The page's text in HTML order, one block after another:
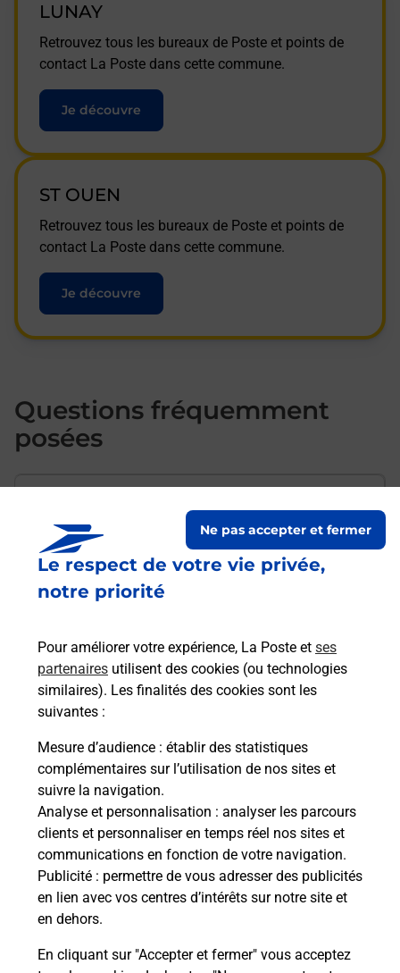
Le respect de votre vie privée,
notre priorité
Pour améliorer votre expérience, La Poste et ses
partenaires utilisent des cookies (ou technologies
similaires). Les finalités des cookies sont les
suivantes :
Mesure d’audience : établir des statistiques
complémentaires sur l’utilisation de nos sites et
suivre la navigation.
Analyse et personnalisation : analyser les parcours
clients et personnaliser en temps réel nos sites et
communications en fonction de votre navigation.
Publicité : permettre de vous adresser des publicités
en lien avec vos centres d’intérêts sur notre site et
en dehors.
En cliquant sur "Accepter et fermer" vous acceptez
Ne pas accepter et fermer
LUNAY
Retrouvez tous les bureaux de Poste et points de
contact La Poste dans cette commune.
Je découvre
ST OUEN
Retrouvez tous les bureaux de Poste et points de
contact La Poste dans cette commune.
Je découvre
Questions fréquemment
posées
Comment envoyer mon colis de
chez moi ?
Est-il possible d’acheter un
bureau de Poste ?
Comment demander une
Comment La Poste participe-t-elle
à votre sécurité au quotidien ?
Puis-je passer mon code de la route
avec La Poste et sous quelles